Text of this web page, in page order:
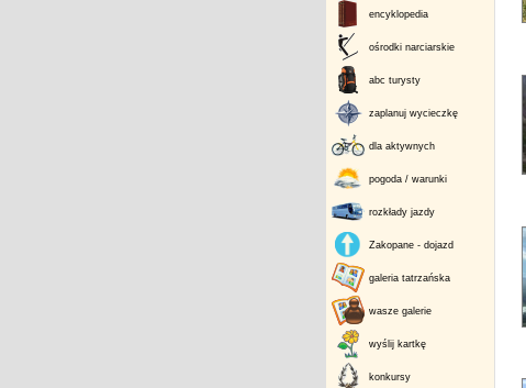
encyklopedia
ośrodki narciarskie
abc turysty
zaplanuj wycieczkę
dla aktywnych
pogoda / warunki
rozkłady jazdy
Zakopane - dojazd
galeria tatrzańska
wasze galerie
wyślij kartkę
konkursy